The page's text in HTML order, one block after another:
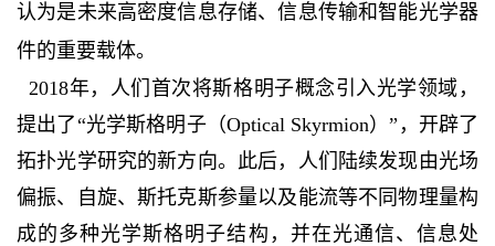
认为是未来高密度信息存储、信息传输和智能光学器
件的重要载体。
2018年，人们首次将斯格明子概念引入光学领域，
提出了“光学斯格明子（Optical Skyrmion）”，开辟了
拓扑光学研究的新方向。此后，人们陆续发现由光场
偏振、自旋、斯托克斯参量以及能流等不同物理量构
成的多种光学斯格明子结构，并在光通信、信息处